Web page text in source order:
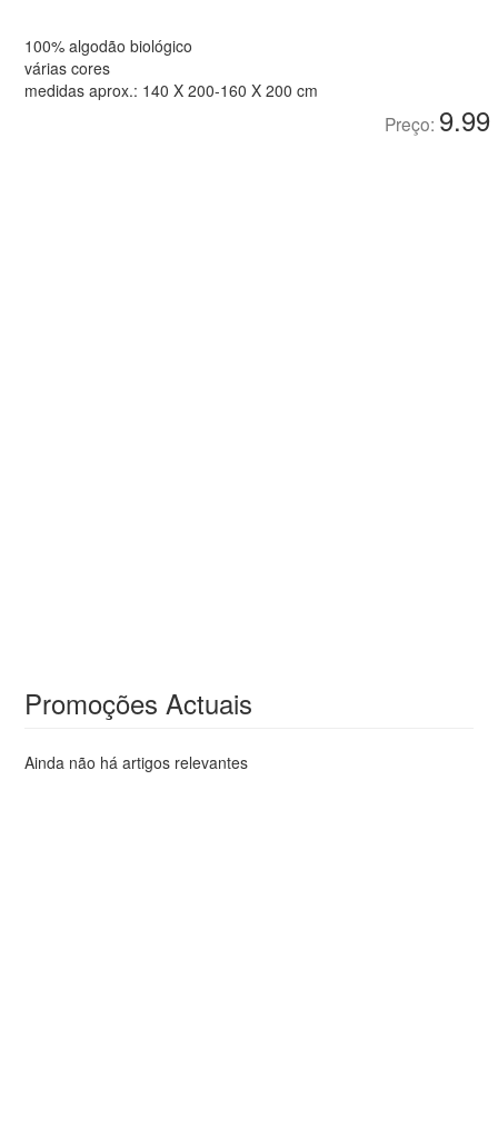
100% algodão biológico
várias cores
medidas aprox.: 140 X 200-160 X 200 cm
Preço: 9.99
Promoções Actuais
Ainda não há artigos relevantes